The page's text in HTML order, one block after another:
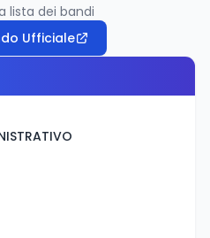
lista dei bandi
Ufficiale